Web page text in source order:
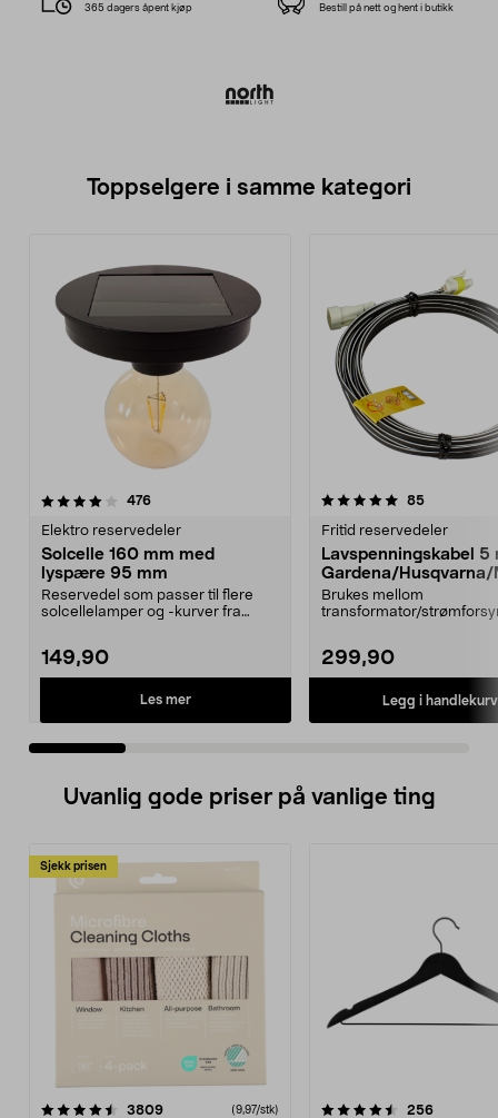
365 dagers åpent kjøp Bestill på nett og hent i butikk
Toppselgere i samme kategori
476anmeldelser
Elektro reservedeler
Solcelle 160 mm med
lyspære 95 mm
Reservedel som passer til flere
solcellelamper og -kurver fra
149,90
Les mer
5.0 av 5 stjerner 85
Fritid reservedeler
Lavspenningskabel 5
Gardena/Husqvarna/
ch/Flymo
Brukes mellom
transformator/
299,90
Legg i handlekurv
4.5 av 5 stjerner
Uvanlig gode priser på vanlige ting
Sjekk prisen
3809anmeldelser(9,97/stk)
4.5av 5 stjerner 256
4.5av 5 stjerner